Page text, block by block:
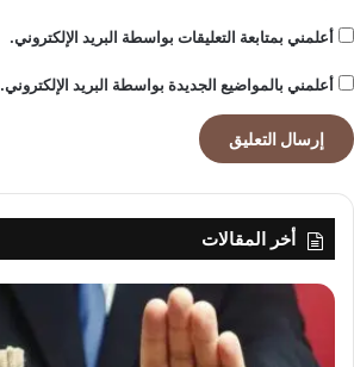
أعلمني بمتابعة التعليقات بواسطة البريد الإلكتروني.
أعلمني بالمواضيع الجديدة بواسطة البريد الإلكتروني.
أخر المقالات